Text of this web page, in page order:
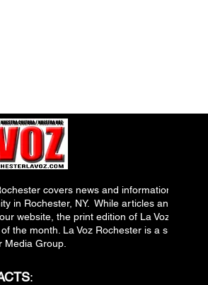
covers news and information
in Rochester, NY. While articles and
website, the print edition of La Voz is
the month. La Voz Rochester is a
Media Group.
: